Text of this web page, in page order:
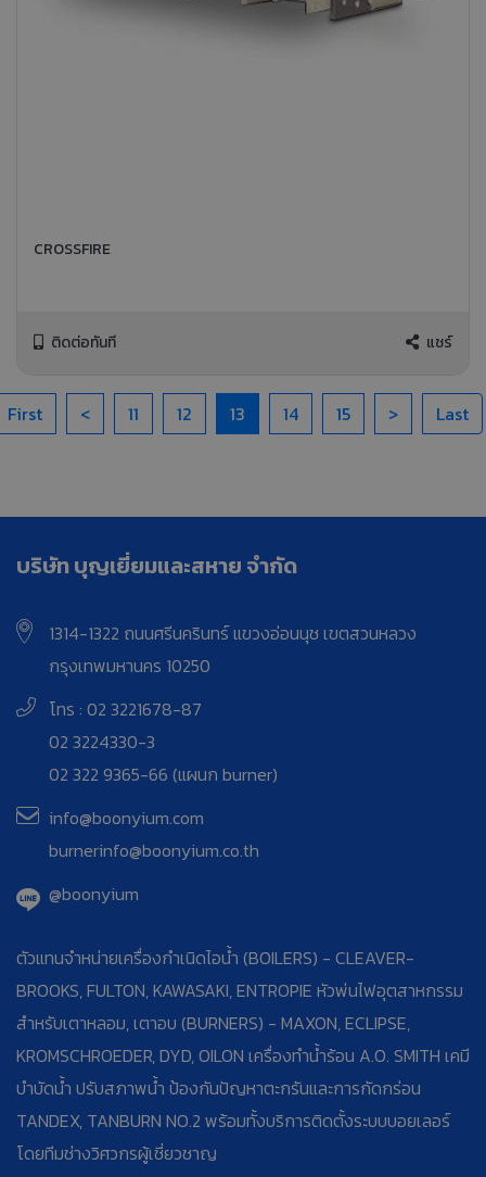
CROSSFIRE
ติดต่อทันที แชร์
First < 11 12 13 14 15 > Last
บริษัท บุญเยี่ยมและสหาย จำกัด
1314-1322 ถนนศรีนครินทร์ แขวงอ่อนนุช เขตสวนหลวง
กรุงเทพมหานคร 10250
โทร : 02 3221678-87
02 3224330-3
02 322 9365-66 (แผนก burner)
info@boonyium.com
burnerinfo@boonyium.co.th
@boonyium
ตัวแทนจำหน่ายเครื่องกำเนิดไอน้ำ (BOILERS) - CLEAVER-
BROOKS, FULTON, KAWASAKI, ENTROPIE หัวพ่นไฟอุตสาหกรรม
สำหรับเตาหลอม, เตาอบ (BURNERS) - MAXON, ECLIPSE,
KROMSCHROEDER, DYD, OILON เครื่องทำน้ำร้อน A.O. SMITH เคมี
บำบัดน้ำ ปรับสภาพน้ำ ป้องกันปัญหาตะกรันและการกัดกร่อน
TANDEX, TANBURN NO.2 พร้อมทั้งบริการติดตั้งระบบบอยเลอร์
โดยทีมช่างวิศวกรผู้เชี่ยวชาญ